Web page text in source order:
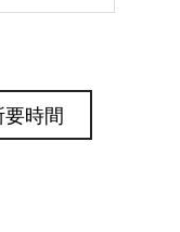
要時間